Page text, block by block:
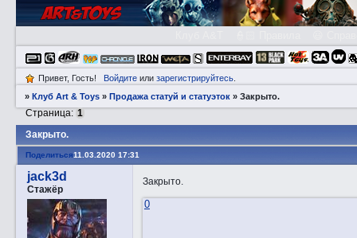
Привет, Гость! Войдитеили зарегистрируйтесь.
»Клуб Art & Toys »Продажа статуй и статуэток »Закрытo.
Закрытo.
Страница: 1
Поделиться11.03.2020 17:31
jack3d
Стажёр
Закрытo.
0